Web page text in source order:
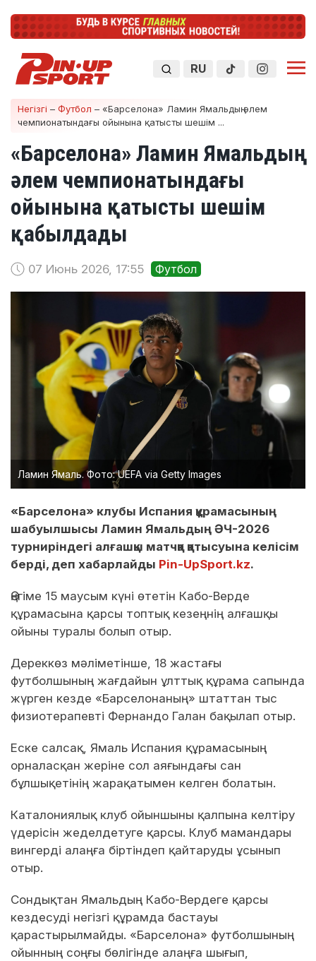
RU
Негізгі – Футбол – «Барселона» Ламин Ямальдың әлем
чемпионатындағы ойынына қатысты шешім ...
«Барселона» Ламин Ямальдың
әлем чемпионатындағы
ойынына қатысты шешім
қабылдады
07 Июнь 2026, 17:55 Футбол
Ламин Ямаль. Фото: UEFA via Getty Images
«Барселона» клубы Испания құрамасының
шабуылшысы Ламин Ямальдың ӘЧ-2026
турниріндегі алғашқы матчқа қатысуына келісім
берді, деп хабарлайды Pin-UpSport.kz.
Әңгіме 15 маусым күні өтетін Кабо-Верде
құрамасына қарсы топтық кезеңнің алғашқы
ойыны туралы болып отыр.
Дереккөз мәліметінше, 18 жастағы
футболшының жағдайын ұлттық құрама сапында
жүрген кезде «Барселонаның» штаттан тыс
физиотерапевті Фернандо Галан бақылап отыр.
Еске салсақ, Ямаль Испания құрамасының
орналасқан жеріне сол аяғындағы сан
бұлшықетінің жарақатымен келген болатын.
Каталониялық клуб ойыншыны қалпына келтіру
үдерісін жеделдетуге қарсы. Клуб мамандары
вингерді алаңға біртіндеп қайтаруды ұсынып
отыр.
Сондықтан Ямальдың Кабо-Вердеге қарсы
кездесуді негізгі құрамда бастауы
қарастырылмайды. «Барселона» футболшының
ойынның соңғы бөлігінде алаңға шығып,